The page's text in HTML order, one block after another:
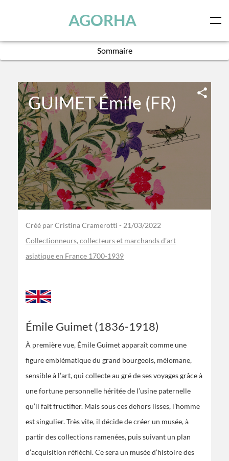
AGORHA
GUIMET Émile (FR)
Créé par Cristina Cramerotti - 21/03/2022
Collectionneurs, collecteurs et marchands d'art
asiatique en France 1700-1939
Émile Guimet (1836-1918)
À première vue, Émile Guimet apparaît comme une
figure emblématique du grand bourgeois, mélomane,
sensible à l’art, qui collecte au gré de ses voyages grâce à
une fortune personnelle héritée de l’usine paternelle
qu’il fait fructifier. Mais sous ces dehors lisses, l’homme
est singulier. Très vite, il décide de créer un musée, à
partir des collections ramenées, puis suivant un plan
d’acquisition réfléchi. Ce sera un musée d’histoire des
Sommaire